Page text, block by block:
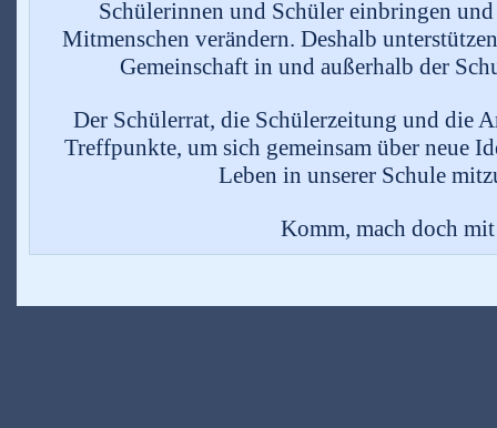
Schülerinnen und Schüler einbringen
Mitmenschen verändern. Deshalb
Gemeinschaft in und außerhalb der
Der Schülerrat, die Schülerzeitung und die
Treffpunkte, um sich gemeinsam über neue
Leben in unserer Schule
Komm, mach doch